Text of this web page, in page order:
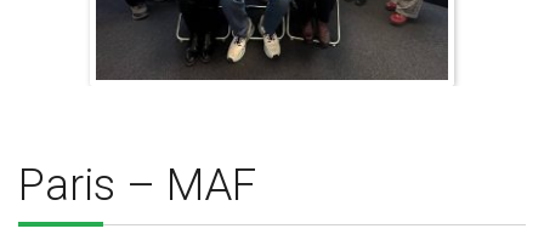
Paris – MAF